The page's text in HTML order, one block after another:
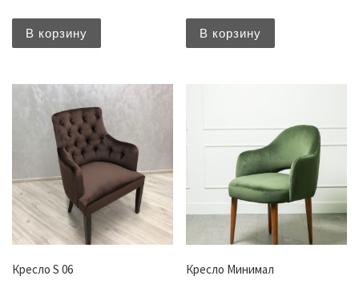
В корзину В корзину
Кресло S 06 Кресло Минимал